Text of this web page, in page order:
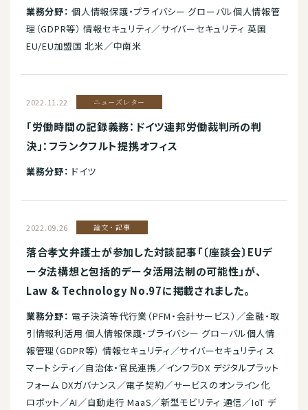
業務分野： 個人情報保護・プライバシー グローバル個人情報管
理（GDPR等） 情報セキュリティ／サイバーセキュリティ 英国
EU/EU加盟国 北米／中南米
2022.11.22 ニューズレター
「労働時間の記録義務：ドイツ連邦労働裁判所の判
決」：フランクフルト提携オフィス
業務分野： ドイツ
2022.09.26 論文・記事
落合孝文弁護士が参加した対談記事「〔座談会〕EUデ
ータ法構想と包括的データ活用法制の可能性」が、
Law & Technology No.97に掲載されました。
業務分野： 電子決済等代行業（PFM・会計サービス）／金融・取
引情報利活用 個人情報保護・プライバシー グローバル個人情
報管理（GDPR等） 情報セキュリティ／サイバーセキュリティ ス
マートシティ／自治体・官民連携／インフラDX デジタルプラット
フォーム DXガバナンス／電子契約／サービスのオンライン化
ロボット／AI／自動走行 MaaS／新型モビリティ 通信／IoT デ